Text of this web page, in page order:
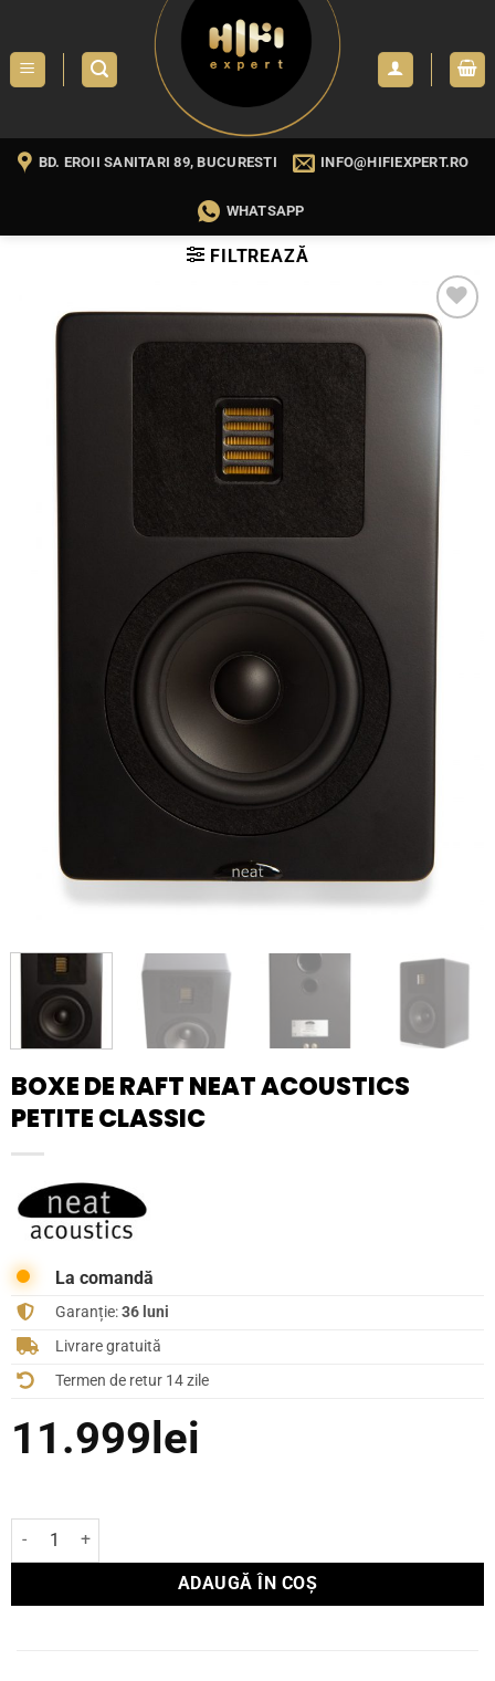
content
BD. EROII SANITARI 89, BUCURESTI INFO@HIFIEXPERT.RO
WHATSAPP
FILTREAZĂ
WISHLIST
BOXE DE RAFT NEAT ACOUSTICS
PETITE CLASSIC
La comandă
Garanție:36 luni
Livrare gratuită
Termen de retur 14 zile
11.999lei
Cantitate Boxe de raft Neat Acoustics PETITE CLASSIC
ADAUGĂ ÎN COȘ